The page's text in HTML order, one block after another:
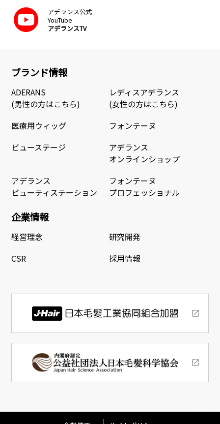
アデランス公式
YouTube
アデランスTV
ブランド情報
ADERANS
(男性の方はこちら)
レディスアデランス
(女性の方はこちら)
医療用ウィッグ
フォンテーヌ
ビューステージ
アデランス
オンラインショップ
アデランス
ビューティステーション
フォンテーヌ
プロフェッショナル
企業情報
経営理念
研究開発
CSR
採用情報